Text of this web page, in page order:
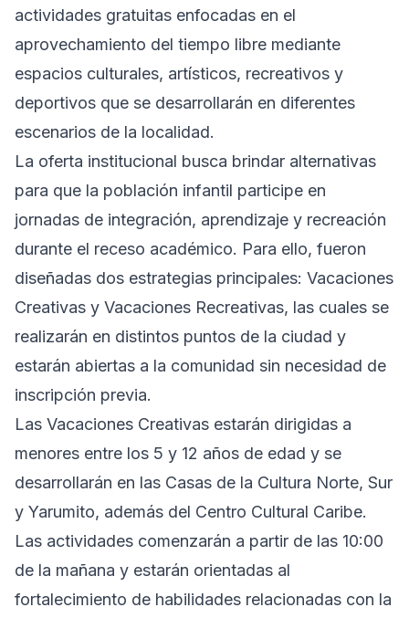
actividades gratuitas enfocadas en el
aprovechamiento del tiempo libre mediante
espacios culturales, artísticos, recreativos y
deportivos que se desarrollarán en diferentes
escenarios de la localidad.
La oferta institucional busca brindar alternativas
para que la población infantil participe en
jornadas de integración, aprendizaje y recreación
durante el receso académico. Para ello, fueron
diseñadas dos estrategias principales: Vacaciones
Creativas y Vacaciones Recreativas, las cuales se
realizarán en distintos puntos de la ciudad y
estarán abiertas a la comunidad sin necesidad de
inscripción previa.
Las Vacaciones Creativas estarán dirigidas a
menores entre los 5 y 12 años de edad y se
desarrollarán en las Casas de la Cultura Norte, Sur
y Yarumito, además del Centro Cultural Caribe.
Las actividades comenzarán a partir de las 10:00
de la mañana y estarán orientadas al
fortalecimiento de habilidades relacionadas con la